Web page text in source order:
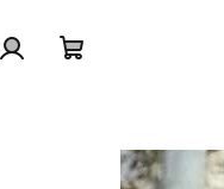
košík